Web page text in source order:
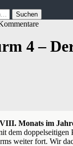
4 –
Monats im
dem doppelseitigen
weiter fort. Wir